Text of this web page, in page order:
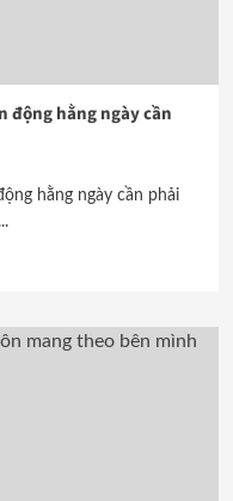
hằng ngày cần
hằng ngày cần phải